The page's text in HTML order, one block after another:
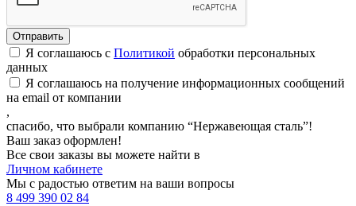
Я соглашаюсь с Политикой обработки персональных
данных
Я соглашаюсь на получение информационных сообщений
на email от компании
,
спасибо, что выбрали компанию “Нержавеющая сталь”!
Ваш заказ оформлен!
Все свои заказы вы можете найти в
Личном кабинете
Мы с радостью ответим на ваши вопросы
8 499 390 02 84